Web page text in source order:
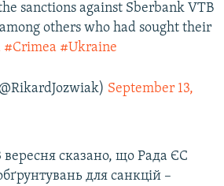
sanctions against Sberbank VTB
others who had sought their
#Crimea #Ukraine
September 13,
вересня сказано, що Рада ЄС
для санкцій –